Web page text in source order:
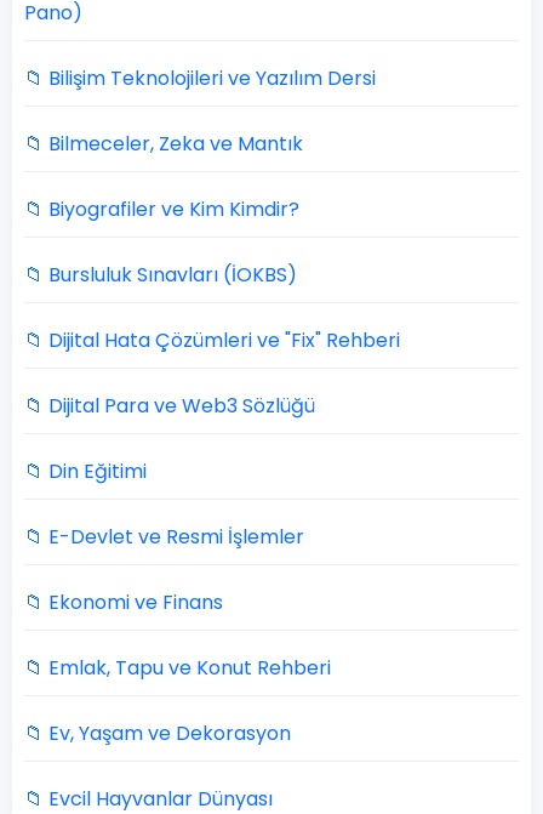
Pano)
📁 Bilişim Teknolojileri ve Yazılım Dersi
📁 Bilmeceler, Zeka ve Mantık
📁 Biyografiler ve Kim Kimdir?
📁 Bursluluk Sınavları (İOKBS)
📁 Dijital Hata Çözümleri ve "Fix" Rehberi
📁 Dijital Para ve Web3 Sözlüğü
📁 Din Eğitimi
📁 E-Devlet ve Resmi İşlemler
📁 Ekonomi ve Finans
📁 Emlak, Tapu ve Konut Rehberi
📁 Ev, Yaşam ve Dekorasyon
📁 Evcil Hayvanlar Dünyası